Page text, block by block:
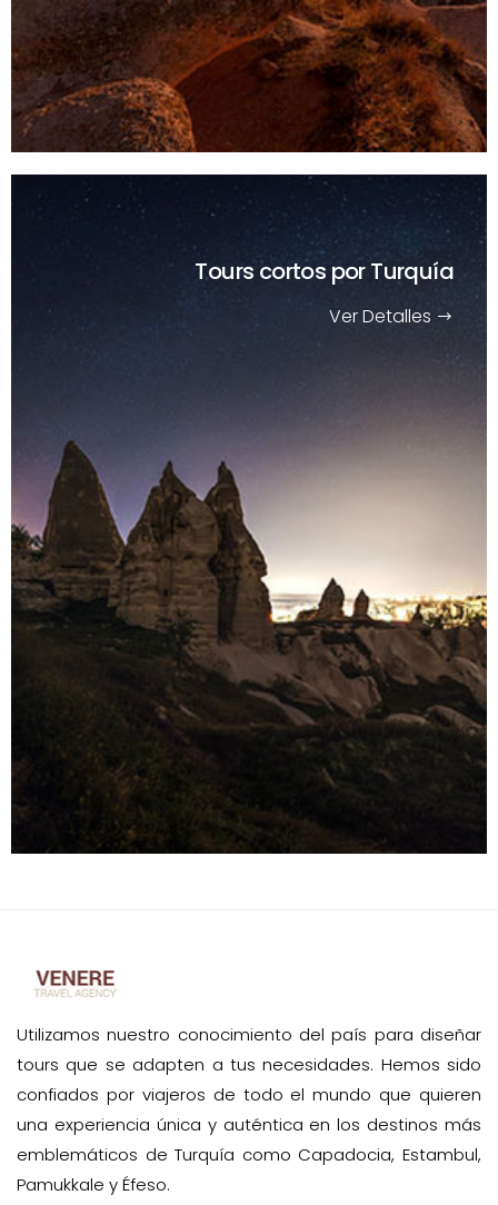
Tours cortos por Turquía
Ver Detalles
Utilizamos nuestro conocimiento del país para diseñar
tours que se adapten a tus necesidades. Hemos sido
confiados por viajeros de todo el mundo que quieren
una experiencia única y auténtica en los destinos más
emblemáticos de Turquía como Capadocia, Estambul,
Pamukkale y Éfeso.